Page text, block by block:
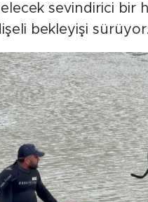
sevindirici bir
bekleyişi sürüyor.